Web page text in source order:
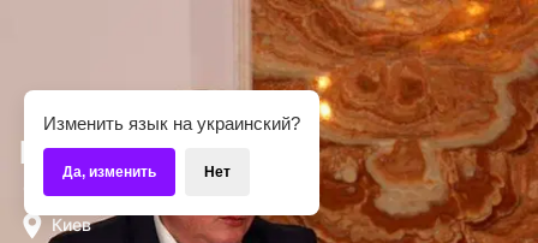
Несин Віктор
Специалист по продаже квартир
Киев
Изменить язык на украинский?
Да, изменить Нет